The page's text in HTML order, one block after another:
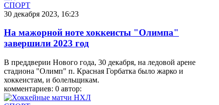
СПОРТ
30 декабря 2023, 16:23
На мажорной ноте хоккеисты "Олимпа"
завершили 2023 год
В преддверии Нового года, 30 декабря, на ледовой арене
стадиона "Олимп" п. Красная Горбатка было жарко и
хоккеистам, и болельщикам.
комментариев: 0 автор: